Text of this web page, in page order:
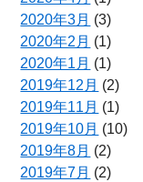
2020年3月 (3)
2020年2月 (1)
2020年1月 (1)
2019年12月 (2)
2019年11月 (1)
2019年10月 (10)
2019年8月 (2)
2019年7月 (2)